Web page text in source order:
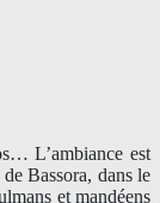
L’ambiance est
Bassora, dans le
et mandéens